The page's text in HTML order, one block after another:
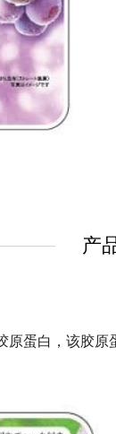
产
蛋白，该胶原